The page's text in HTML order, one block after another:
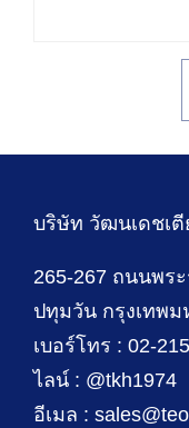
บริษัท วัฒนเดชเตี
265-267 ถนนพร
ปทุมวัน กรุงเทพม
เบอร์โทร : 02-
ไลน์ : @tkh1974
อีเมล :